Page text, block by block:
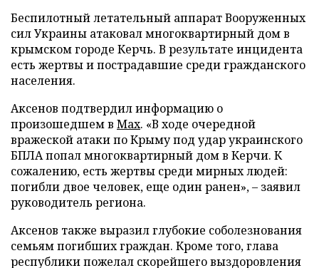
Беспилотный летательный аппарат Вооруженных
сил Украины атаковал многоквартирный дом в
крымском городе Керчь. В результате инцидента
есть жертвы и пострадавшие среди гражданского
населения.
Аксенов подтвердил информацию о
произошедшем в Мах. «В ходе очередной
вражеской атаки по Крыму под удар украинского
БПЛА попал многоквартирный дом в Керчи. К
сожалению, есть жертвы среди мирных людей:
погибли двое человек, еще один ранен», – заявил
руководитель региона.
Аксенов также выразил глубокие соболезнования
семьям погибших граждан. Кроме того, глава
республики пожелал скорейшего выздоровления